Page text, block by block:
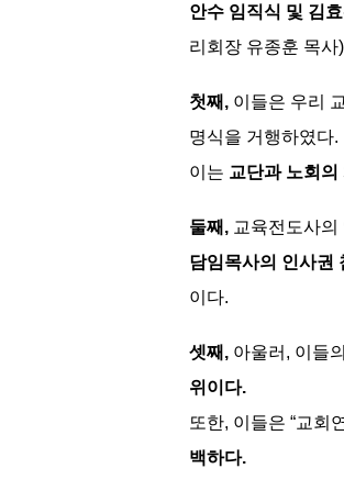
안수 임직식 및 김
리회장 유종훈 목사
첫째, 이들은 우리
명식을 거행하였다.
이는 교단과 노회의
둘째, 교육전도사
담임목사의 인사권
이다.
셋째, 아울러, 이들
위이다.
또한, 이들은 “교회
백하다.